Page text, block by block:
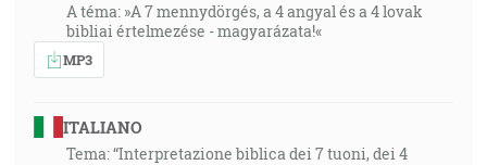
A téma: »A 7 mennydörgés, a 4 angyal és a 4 lovak
bibliai értelmezése - magyarázata!«
MP3
ITALIANO
Tema: “Interpretazione biblica dei 7 tuoni, dei 4